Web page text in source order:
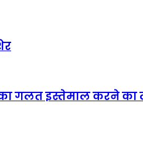
का गलत इस्तेमाल करने का